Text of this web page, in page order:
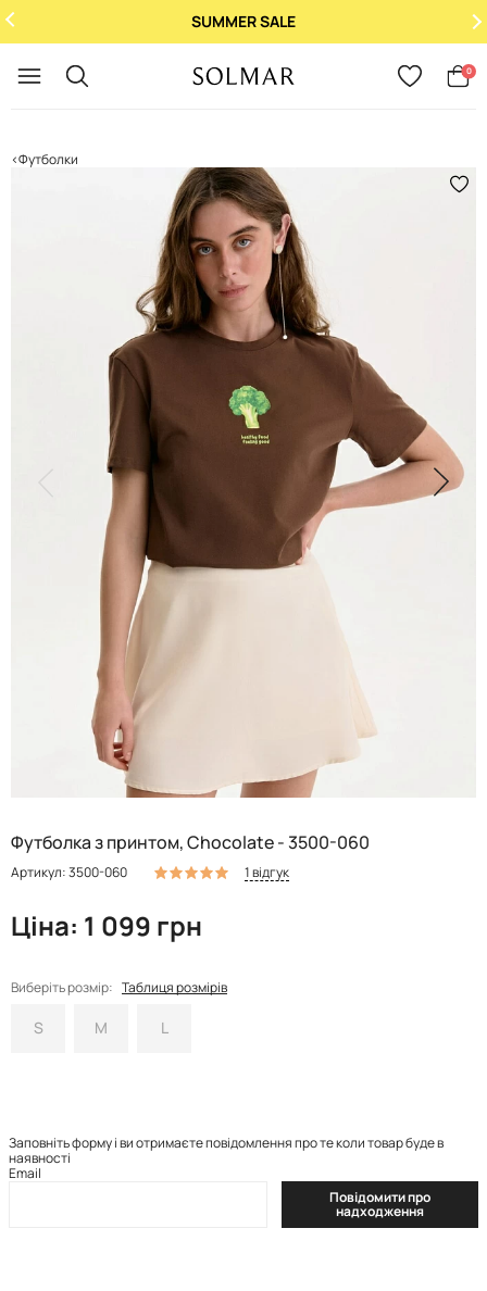
SUMMER SALE
0
Футболки
Футболка з принтом, Chocolate - 3500-060
Артикул: 3500-060 1 відгук
Ціна: 1 099 грн
Виберіть розмір: Таблиця розмірів
S M L
Заповніть форму і ви отримаєте повідомлення про те коли товар буде в
наявності
Email
Повідомити про
надходження